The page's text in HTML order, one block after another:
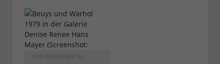
VON RAINER BARTEL